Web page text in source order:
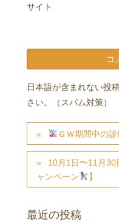
サイト
日本語が含まれない投
さい。（スパム対策）
ＧＷ期間中の
10月1日〜11月30
ャンペーン
】
最近の投稿